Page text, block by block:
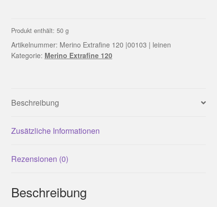
|
leinen
Menge
Produkt enthält: 50 g
Artikelnummer: Merino Extrafine 120 |00103 | leinen
Kategorie: Merino Extrafine 120
Beschreibung
Zusätzliche Informationen
Rezensionen (0)
Beschreibung